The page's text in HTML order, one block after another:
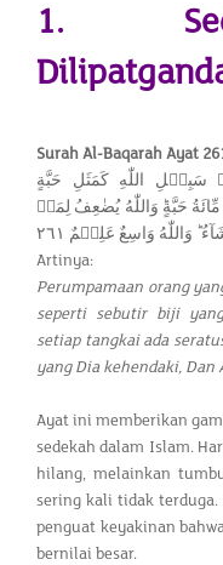
1.
Surah Al-Baqarah Ayat
اللّٰهِ كَمَثَلِ حَبَّةٍ
حَبَّةٍ​ؕ وَاللّٰهُ يُضٰعِفُ لِمَنۡ
وَاللّٰهُ وَاسِعٌ عَلِيۡمٌ‏ ٢٦١
Artinya:
Perumpamaan orang
seperti sebutir biji
setiap tangkai ada
yang Dia kehendaki,
Ayat ini memberikan
sedekah dalam Islam.
hilang, melainkan
sering kali tidak
penguat keyakinan
bernilai besar.